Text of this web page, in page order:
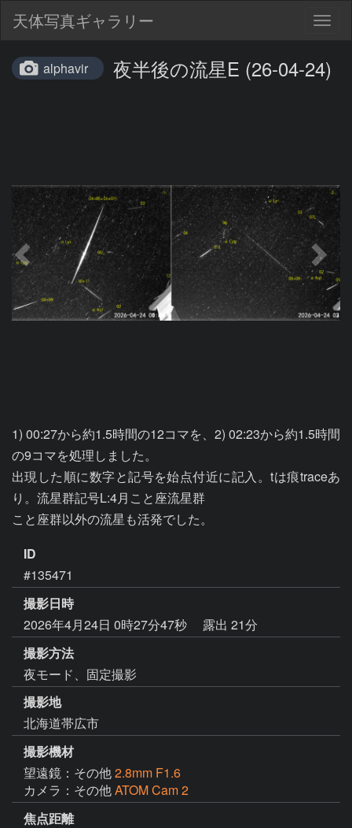
天体写真ギャラリー
alphavir 夜半後の流星E (26-04-24)
1) 00:27から約1.5時間の12コマを、2) 02:23から約1.5時間
の9コマを処理しました。
出現した順に数字と記号を始点付近に記入。tは痕traceあ
り。流星群記号L:4月こと座流星群
こと座群以外の流星も活発でした。
ID
#135471
撮影日時
2026年4月24日 0時27分47秒
露出 21分
撮影方法
夜モード、固定撮影
撮影地
北海道帯広市
撮影機材
望遠鏡：その他2.8mm F1.6
カメラ：その他ATOM Cam 2
焦点距離